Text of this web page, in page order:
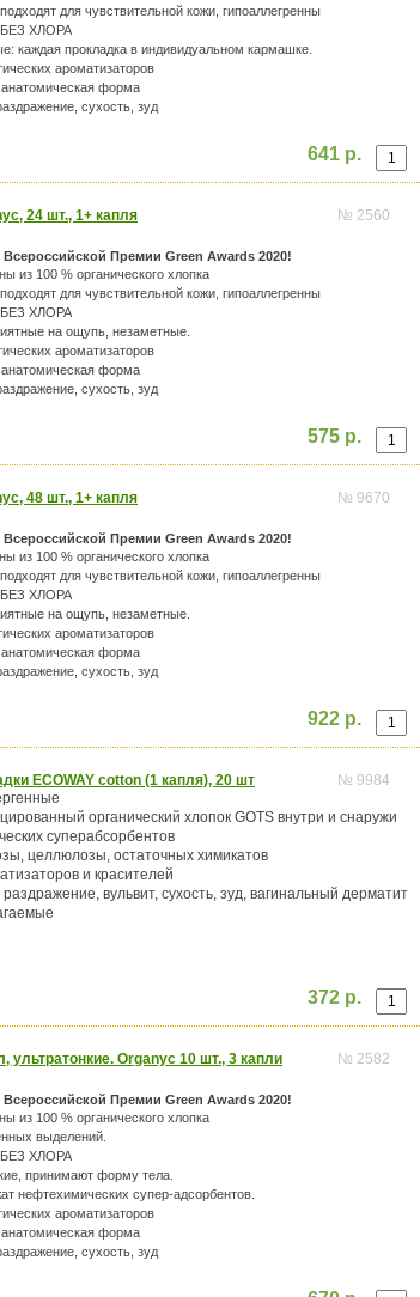
для чувствительной кожи, гипоаллегренны
БЕЗ ХЛОРА
каждая прокладка в индивидуальном кармашке.
ароматизаторов
форма
сухость, зуд
641 р.
24 шт., 1+ капля № 2560
Премии Green Awards 2020!
из 100 % органического хлопка
для чувствительной кожи, гипоаллегренны
БЕЗ ХЛОРА
на ощупь, незаметные.
ароматизаторов
форма
сухость, зуд
575 р.
48 шт., 1+ капля № 9670
Премии Green Awards 2020!
из 100 % органического хлопка
для чувствительной кожи, гипоаллегренны
БЕЗ ХЛОРА
на ощупь, незаметные.
ароматизаторов
форма
сухость, зуд
922 р.
ECOWAY cotton (1 капля), 20 шт
№ 9984
органический хлопок GOTS внутри и снаружи
суперабсорбентов
целлюлозы, остаточных химикатов
и красителей
вульвит, сухость, зуд, вагинальный дерматит
372 р.
Organyc 10 шт., 3 капли № 2582
Премии Green Awards 2020!
из 100 % органического хлопка
выделений.
БЕЗ ХЛОРА
принимают форму тела.
нефтехимических супер-адсорбентов.
ароматизаторов
форма
сухость, зуд